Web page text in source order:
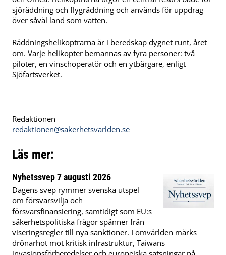
sjöräddning och flygräddning och används för uppdrag
över såväl land som vatten.
Räddningshelikoptrarna är i beredskap dygnet runt, året
om. Varje helikopter bemannas av fyra personer: två
piloter, en vinschoperatör och en ytbärgare, enligt
Sjöfartsverket.
Redaktionen
redaktionen@sakerhetsvarlden.se
Läs mer:
Nyhetssvep 7 augusti 2026
Dagens svep rymmer svenska utspel
om försvarsvilja och
försvarsfinansiering, samtidigt som EU:s
säkerhetspolitiska frågor spänner från
viseringsregler till nya sanktioner. I omvärlden märks
drönarhot mot kritisk infrastruktur, Taiwans